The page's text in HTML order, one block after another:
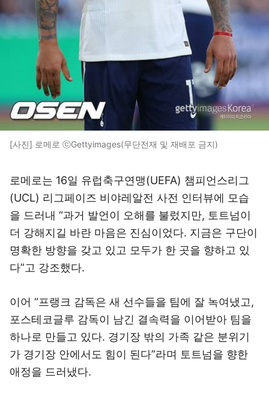
[사진] 로메로 ⓒGettyimages(무단전재 및 재배포 금지)
로메로는 16일 유럽축구연맹(UEFA) 챔피언스리그
(UCL) 리그페이즈 비야레알전 사전 인터뷰에 모습
을 드러내 “과거 발언이 오해를 불렀지만, 토트넘이
더 강해지길 바란 마음은 진심이었다. 지금은 구단이
명확한 방향을 갖고 있고 모두가 한 곳을 향하고 있
다”고 강조했다.
이어 “프랭크 감독은 새 선수들을 팀에 잘 녹여냈고,
포스테코글루 감독이 남긴 결속력을 이어받아 팀을
하나로 만들고 있다. 경기장 밖의 가족 같은 분위기
가 경기장 안에서도 힘이 된다”라며 토트넘을 향한
애정을 드러냈다.